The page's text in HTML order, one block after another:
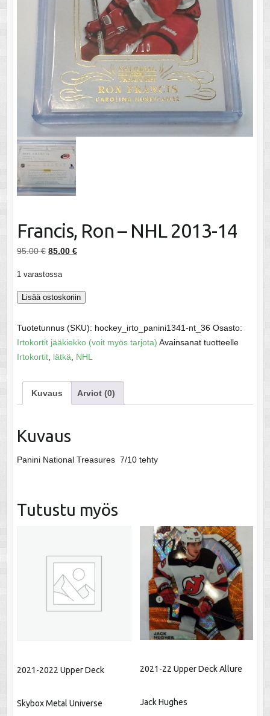
Francis, Ron – NHL 2013-14
95.00€ Alkuperäinen
oli:
95.00 €.
85.00 €Nykyinen
85.00 €.
1 varastossa
Francis,
-
NHL
2013-
määrä
Lisää ostoskoriin
Tuotetunnus (SKU): hockey_irto_panini1341-nt_36 Osasto:
Irtokortit jääkiekko (voit myös tarjota) Avainsanat tuotteelle
Irtokortit, lätkä NHL
Kuvaus Arviot (0)
Kuvaus
Panini National Treasures 7/10 tehty
Tutustu myös
2021-2022 Upper Deck
Skybox Metal Universe
2021-22 Upper Deck Allure
Jack Hughes